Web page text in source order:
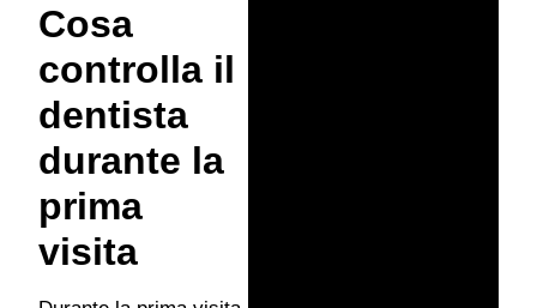
Cosa
controlla il
dentista
durante la
prima
visita